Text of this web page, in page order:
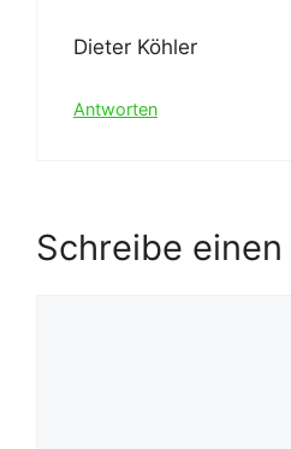
Dieter Köhler
Antworten
Schreibe